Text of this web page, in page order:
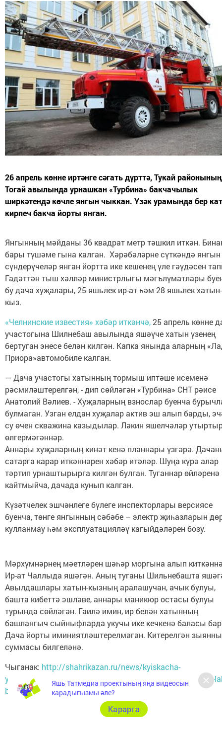
26 апрель көнне иртәнге сәгать дүрттә, Тукай районының
Тогай авылында урнашкан «Турбина» бакчачылык
ширкәтендә көчле янгын чыккан. Үзәк урамында бер
кирпеч бакча йорты янган.
Янгынның мәйданы 36 квадрат метр тәшкил иткән.
бары түшәме гына калган. Хәрәбәләрне сүткәндә янгын
сүндерүчеләр янган йортта ике кешенең үле гәүдәсен
Гадәттән тыш хәлләр министрлыгы мәгълүматлары
бу дача хуҗалары, 25 яшьлек ир-ат һәм 28 яшьлек хатын-
кыз.
«Челнинские известия» хәбәр иткәнчә, 25 апрель көнне
участогына Шилнебаш авылында яшәүче хатын үзенең
бертуган энесе белән килгән. Капка янында аларның
Приора»автомобиле калган.
— Дача участогы хатынның тормыш иптәше исеменә
рәсмиләштерелгән, - дип сөйләгән «Турбина» СНТ рәисе
Анатолий Вәлиев. - Хуҗаларның взнослар буенча
булмаган. Узган елдан хуҗалар актив эш алып барды,
су өчен скважина казыдылар. Ләкин яшелчәләр
өлгермәгәннәр.
Аннары хуҗаларның кинәт кенә планнары үзгәрә.
сатарга карар иткәннәрен хәбәр итәләр. Шуңа күрә алар
тәртип урнаштырырга килгән булган. Туганнар өйләренә
кайтмыйча, дачада кунып калган.
Күзәтчелек эшчәнлеге бүлеге инспекторлары версиясе
буенча, төнге янгынның сәбәбе – электр җиһазларын
кулланмау һәм эксплуатацияләү кагыйдәләрен бозу.
Мәрхүмнәрнең мәетләрен шәһәр моргына алып
Ир-ат Чаллыда яшәгән. Аның туганы Шильнебашта
Авылдашлары хатын-кызның аралашучан, ачык булуы,
башта кибеттә эшләве, аннары маникюр остасы булуы
турында сөйләгән. Гаилә имин, ир белән хатынның
башлангыч сыйныфларда укучы ике кечкенә баласы
Дача йорты иминиятләштерелмәгән. Китерелгән
суммасы билгеләнә.
Чыганак: http://shahrikazan.ru/news/kyiskacha-
ya%D2%A3alyiklar/challyda-faiga-dachada-yangyn-chygyp-
bulgan-khatynny-ike-balasy-yatim-kalgan
Яшь Татмедиа проектының яңа видеосын
карадыгызмы әле?
Карарга